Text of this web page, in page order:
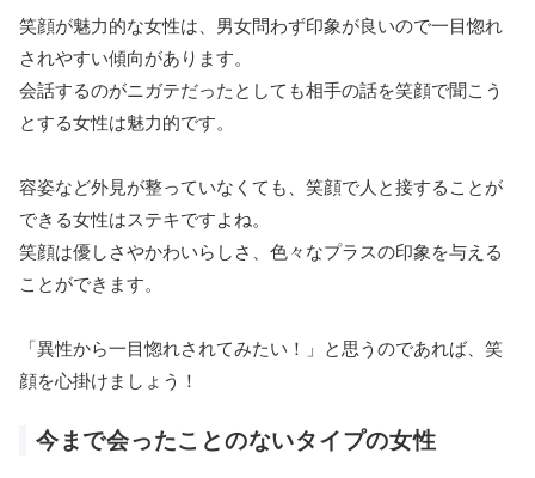
笑顔が魅力的な女性は、男女問わず印象が良いので一目惚れ
されやすい傾向があります。
会話するのがニガテだったとしても相手の話を笑顔で聞こう
とする女性は魅力的です。
容姿など外見が整っていなくても、笑顔で人と接することが
できる女性はステキですよね。
笑顔は優しさやかわいらしさ、色々なプラスの印象を与える
ことができます。
「異性から一目惚れされてみたい！」と思うのであれば、笑
顔を心掛けましょう！
今まで会ったことのないタイプの女性